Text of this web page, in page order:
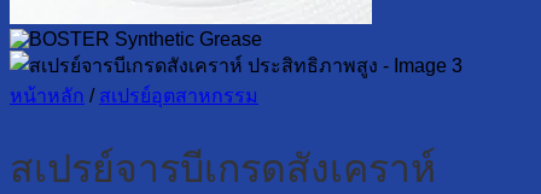
หน้าหลัก / สเปรย์อุตสาหกรรม
สเปรย์จารบีเกรดสังเคราห์